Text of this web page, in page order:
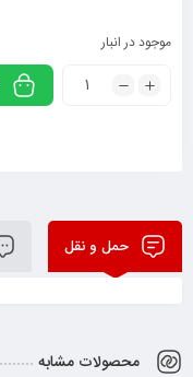
موجود در انبار
حمل و نقل
محصولات مشابه